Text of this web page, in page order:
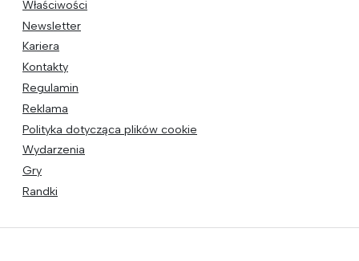
Właściwości
Newsletter
Kariera
Kontakty
Regulamin
Reklama
Polityka dotycząca plików cookie
Wydarzenia
Gry
Randki